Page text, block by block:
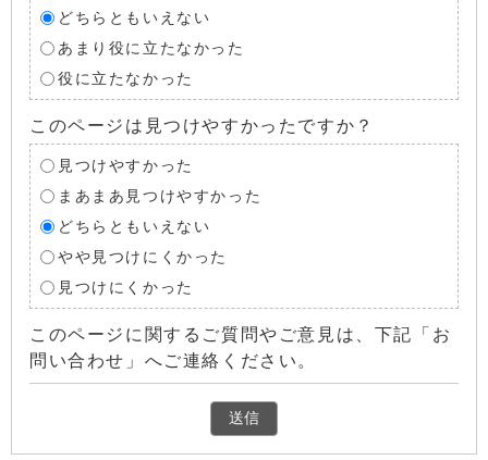
どちらともいえない
あまり役に立たなかった
役に立たなかった
このページは見つけやすかったですか？
見つけやすかった
まあまあ見つけやすかった
どちらともいえない
やや見つけにくかった
見つけにくかった
このページに関するご質問やご意見は、下記「お
問い合わせ」へご連絡ください。